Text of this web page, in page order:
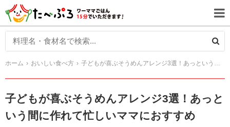
ホーム おいしい食べ方 子どもが喜ぶそうめんアレンジ3選！あっという間に作れて忙しいママにおすすめ
子どもが喜ぶそうめんアレンジ3選！あっと
いう間に作れて忙しいママにおすすめ